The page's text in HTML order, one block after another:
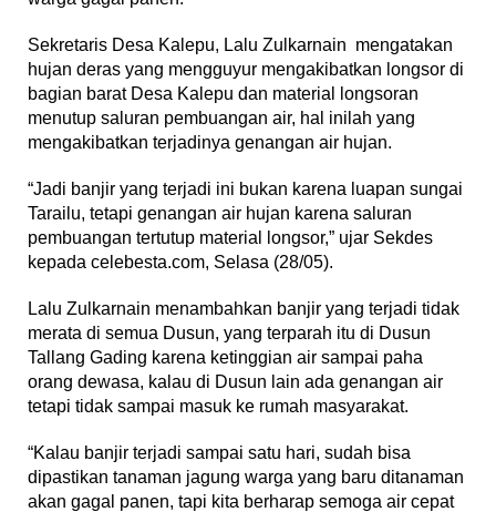
Sekretaris Desa Kalepu, Lalu Zulkarnain mengatakan
hujan deras yang mengguyur mengakibatkan longsor di
bagian barat Desa Kalepu dan material longsoran
menutup saluran pembuangan air, hal inilah yang
mengakibatkan terjadinya genangan air hujan.
“Jadi banjir yang terjadi ini bukan karena luapan sungai
Tarailu, tetapi genangan air hujan karena saluran
pembuangan tertutup material longsor,” ujar Sekdes
kepada celebesta.com, Selasa (28/05).
Lalu Zulkarnain menambahkan banjir yang terjadi tidak
merata di semua Dusun, yang terparah itu di Dusun
Tallang Gading karena ketinggian air sampai paha
orang dewasa, kalau di Dusun lain ada genangan air
tetapi tidak sampai masuk ke rumah masyarakat.
“Kalau banjir terjadi sampai satu hari, sudah bisa
dipastikan tanaman jagung warga yang baru ditanaman
akan gagal panen, tapi kita berharap semoga air cepat